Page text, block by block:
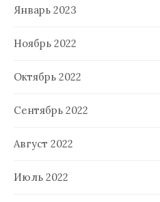
Январь 2023
Ноябрь 2022
Октябрь 2022
Сентябрь 2022
Август 2022
Июль 2022